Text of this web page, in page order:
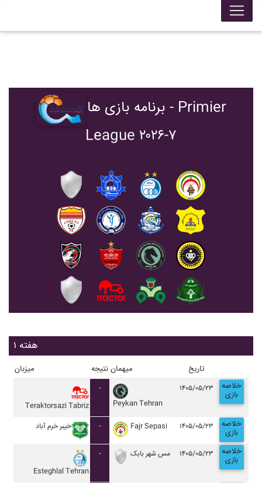
برنامه بازی ها - Primier
League ۲۰۲۶-۷
هفته ۱
میزبان نتیجه میهمان تاریخ
Teraktorsazi Tabriz
-
Peykan Tehran
۱۴۰۵/۰۵/۲۳ خلاصه
بازی
خيبر خرم آباد - Fajr Sepasi ۱۴۰۵/۰۵/۲۳ خلاصه
بازی
Esteghlal Tehran
- مس شهر بابک ۱۴۰۵/۰۵/۲۳ خلاصه
بازی